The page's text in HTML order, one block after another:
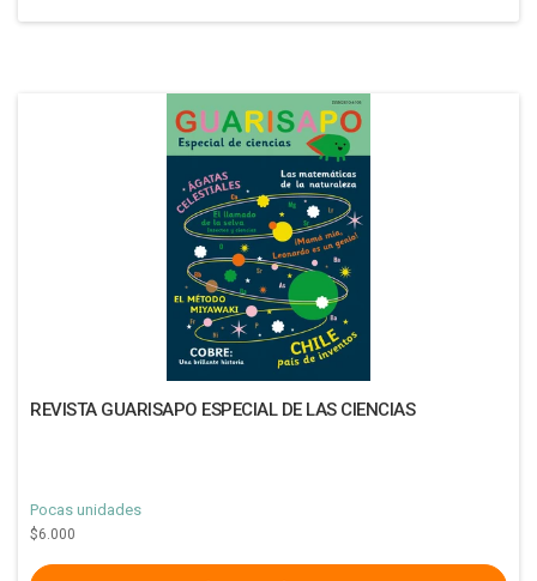
REVISTA GUARISAPO ESPECIAL DE LAS CIENCIAS
Pocas unidades
$6.000